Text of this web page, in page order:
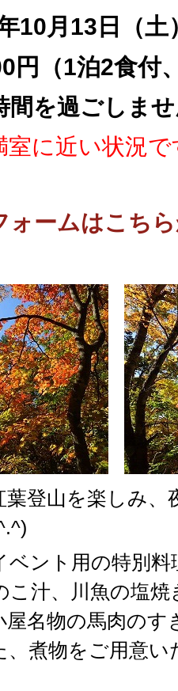
10月13日（土
円（1泊2食付
間を過ごしま
室に近い状況
ォームはこち
葉登山を楽しみ
ベント用の特別
こ汁、川魚の塩
屋名物の馬肉の
、煮物をご用意